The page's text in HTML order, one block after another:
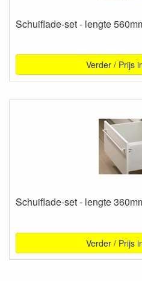
Schuiflade-set - lengte
Verder / Prijs
Schuiflade-set - lengte
Verder / Prijs